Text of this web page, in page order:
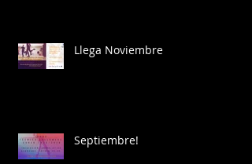
Llega Noviembre
Septiembre!